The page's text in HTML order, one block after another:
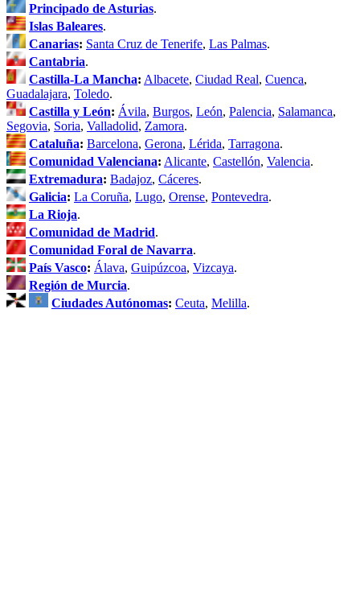
Principado de Asturias.
Islas Baleares.
Canarias: Santa Cruz de Tenerife, Las Palmas.
Cantabria.
Castilla-La Mancha: Albacete, Ciudad Real, Cuenca,
Guadalajara, Toledo.
Castilla y León: Ávila, Burgos, León, Palencia, Salamanca,
Segovia, Soria, Valladolid, Zamora.
Cataluña: Barcelona, Gerona, Lérida, Tarragona.
Comunidad Valenciana: Alicante, Castellón, Valencia.
Extremadura: Badajoz, Cáceres.
Galicia: La Coruña, Lugo, Orense, Pontevedra.
La Rioja.
Comunidad de Madrid.
Comunidad Foral de Navarra.
País Vasco: Álava, Guipúzcoa, Vizcaya.
Región de Murcia.
Ciudades Autónomas: Ceuta, Melilla.